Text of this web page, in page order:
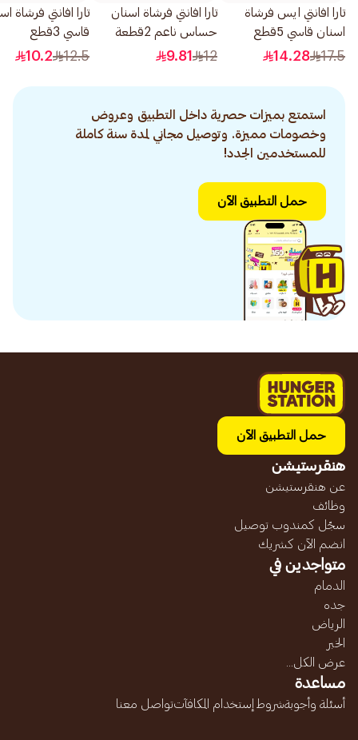
تارا افانتي ايس فرشاة
اسنان قاسي 5قطع
17.5
14.28
تارا افانتي فرشاة اسنان
حساس ناعم 2قطعة
12
9.81
تارا افانتي فرشاة
قاسي 3قطع
12.5
10.2
استمتع بميزات حصرية داخل التطبيق وعروض
وخصومات مميزة. وتوصيل مجاني لمدة سنة كاملة
للمستخدمين الجدد!
حمل التطبيق الآن
حمل التطبيق الآن
هنقرستيشن
عن هنقرستيشن
وظائف
سجّل كمندوب توصيل
انضم الآن كشريك
متواجدين في
الدمام
جده
الرياض
الخبر
عرض الكل...
مساعدة
أسئلة وأجوبةشروط إستخدام المكافآتتواصل معنا